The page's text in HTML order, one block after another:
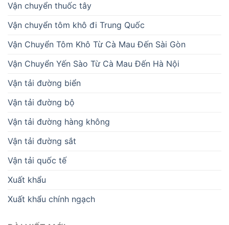
Vận chuyển thuốc tây
Vận chuyển tôm khô đi Trung Quốc
Vận Chuyển Tôm Khô Từ Cà Mau Đến Sài Gòn
Vận Chuyển Yến Sào Từ Cà Mau Đến Hà Nội
Vận tải đường biển
Vận tải đường bộ
Vận tải đường hàng không
Vận tải đường sắt
Vận tải quốc tế
Xuất khẩu
Xuất khẩu chính ngạch